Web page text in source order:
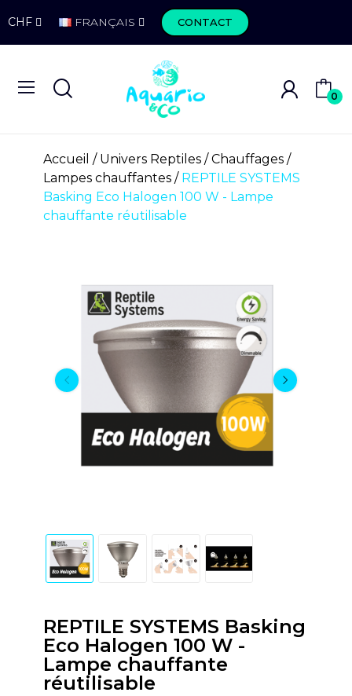
CHF FRANÇAIS CONTACT
0
Accueil Univers Reptiles
Chauffages
Lampes chauffantes
REPTILE SYSTEMS
Basking Eco Halogen 100 W - Lampe
chauffante réutilisable
REPTILE SYSTEMS Basking
Eco Halogen 100 W -
Lampe chauffante
réutilisable